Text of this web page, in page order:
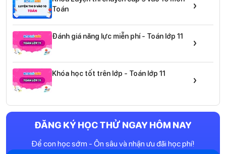
Toán
›
Đánh giá năng lực miễn phí - Toán lớp 11 ›
Khóa học tốt trên lớp - Toán lớp 11 ›
ĐĂNG KÝ HỌC THỬ NGAY HÔM NAY
Để con học sớm - Ôn sâu và nhận ưu đãi học phí!